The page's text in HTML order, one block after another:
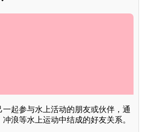
起参与水上活动的朋友或伙伴，通
浪等水上运动中结成的好友关系。